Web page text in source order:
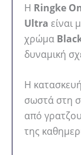
Η Ringke
Ultra είναι
χρώμα
δυναμική
Η
σωστά στη
από
της